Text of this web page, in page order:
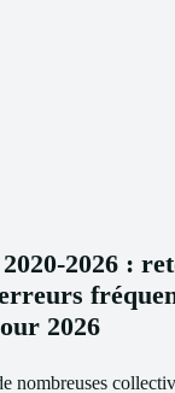
2026 :
2026
nombreuses